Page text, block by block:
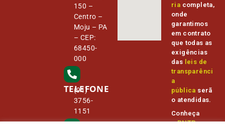
150 –
Centro –
Moju – PA
– CEP:
68450-
000
TELEFONE
(91)
3756-
1151
ria completa,
onde
garantimos
em contrato
que todas as
exigências
das leis de
transparênci
a
pública serã
o atendidas.
Conheça
oPNTPe